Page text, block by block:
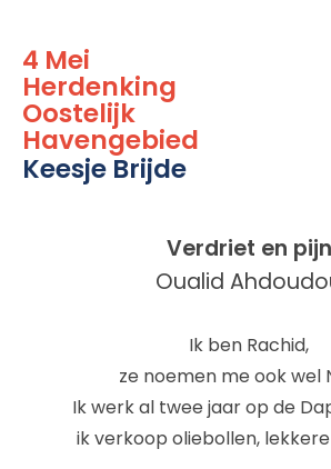
4 Mei
Herdenking
Oostelijk
Havengebied
Keesje Brijde
Verdriet en pijn
Oualid
Ik ben Rachid,
ze noemen me ook wel
Ik werk al twee jaar op de
ik verkoop oliebollen,